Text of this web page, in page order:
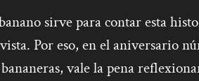
sirve para contar esta
Por eso, en el aniversario
vale la pena